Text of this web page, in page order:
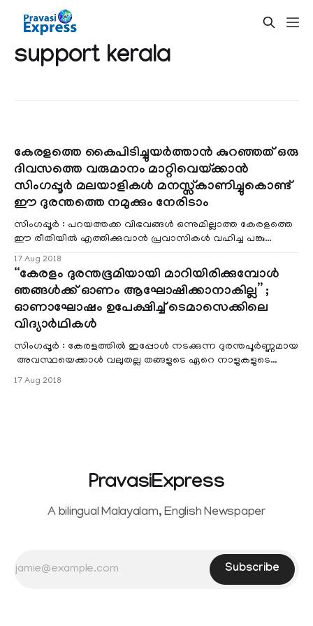
support kerala
കേരളത്തെ കൈപിടിച്ചുയര്‍ത്താന്‍ കുറഞ്ഞത്‌ ഒരു
ദിവസത്തെ വരുമാനം മാറ്റിവെയ്ക്കാന്‍
സിംഗപ്പൂര്‍ മലയാളികള്‍ മനസ്സ്കാണിച്ചുകൊണ്ട്
ഈ ദുരന്തത്തെ നമുക്കും നേരിടാം
സിംഗപ്പൂര്‍ : പറയത്തക്ക വിഭവങ്ങള്‍ ഒന്നുമില്ലാത്ത കേരളത്തെ
ഈ രീതിയില്‍ എത്തിക്കുവാന്‍ പ്രവാസികള്‍ വഹിച്ച പങ്കു
ചെറുതല്ല.ബാധ്യതകളും പ്രാരാ
17 Aug 2018
“കേരളം ദുരന്തഭൂമിയായി മാറിയിരിക്കുമ്പോള്‍
ഞങ്ങള്‍ക്ക് ഓണം ആഘോഷിക്കാനാകില്ല” ;
ഓണാഘോഷം ഉപേക്ഷിച്ച് ടെമാസെക്കിലെ
വിദ്യാര്‍ഥികള്‍
സിംഗപ്പൂര്‍ : കേരളത്തില്‍ ഇപ്പോള്‍ നടക്കുന്ന ദുരന്തപൂര്‍ണ്ണമായ
അവസ്ഥയെക്കാള്‍ വലുതല്ല തങ്ങളുടെ ഏറെ നാളുകളുടെ
പ്രയത്നവും , സാമ്പത്തിക നഷ്ടവുമെന്
17 Aug 2018
PravasiExpress
A bilingual Malayalam, English Newspaper
Subscribe